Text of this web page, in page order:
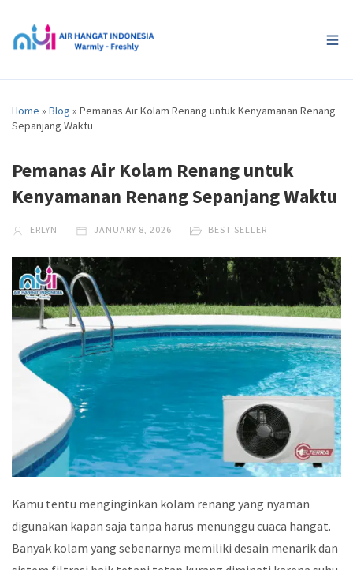
Home » Blog » Pemanas Air Kolam Renang untuk Kenyamanan Renang
Sepanjang Waktu
Pemanas Air Kolam Renang untuk
Kenyamanan Renang Sepanjang Waktu
ERLYN JANUARY 8, 2026 BEST SELLER
Kamu tentu menginginkan kolam renang yang nyaman
digunakan kapan saja tanpa harus menunggu cuaca hangat.
Banyak kolam yang sebenarnya memiliki desain menarik dan